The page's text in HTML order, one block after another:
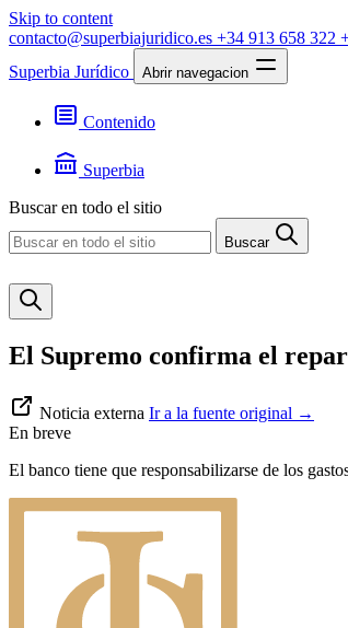
Skip to content
contacto@superbiajuridico.es +34 913 658 322
Superbia Jurídico
Abrir navegacion
Contenido
Jurisprudencia
Noticias
Superbia
Contacto
Buscar en todo el sitio
Buscar
El Supremo confirma el
Noticia externa Ir a la fuente original →
En breve
El banco tiene que responsabilizarse de los